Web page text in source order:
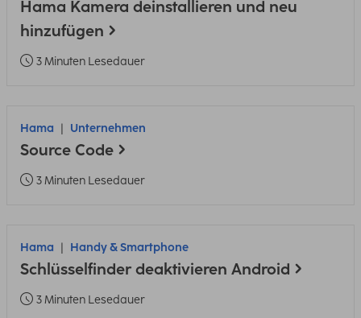
Hama Kamera deinstallieren und neu
hinzufügen
3 Minuten Lesedauer
Hama Unternehmen
Source Code
3 Minuten Lesedauer
Hama Handy & Smartphone
Schlüsselfinder deaktivieren Android
3 Minuten Lesedauer